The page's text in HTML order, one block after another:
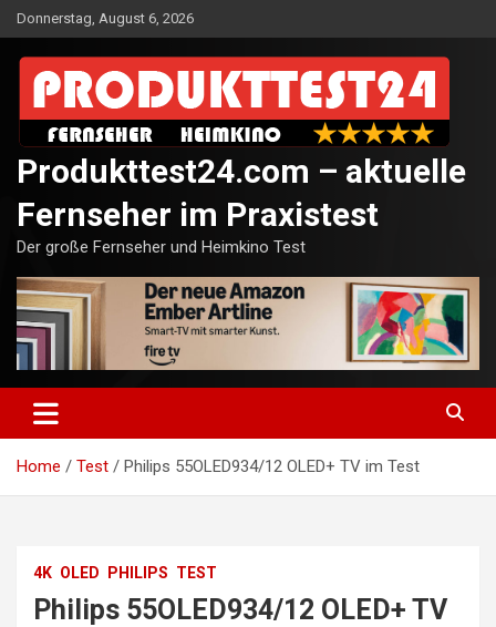
Skip
to
content
Donnerstag, August 6, 2026
Produkttest24.com – aktuelle
Fernseher im Praxistest
Der große Fernseher und Heimkino Test
Home Test Philips 55OLED934/12 OLED+ TV im Test
4K OLED PHILIPS TEST
Philips 55OLED934/12 OLED+ TV